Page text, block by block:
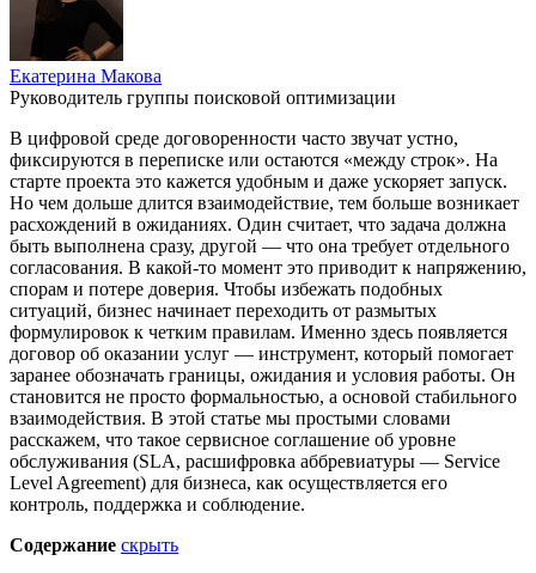
Екатерина Макова
Руководитель группы поисковой оптимизации
В цифровой среде договоренности часто звучат устно,
фиксируются в переписке или остаются «между строк». На
старте проекта это кажется удобным и даже ускоряет запуск.
Но чем дольше длится взаимодействие, тем больше возникает
расхождений в ожиданиях. Один считает, что задача должна
быть выполнена сразу, другой — что она требует отдельного
согласования. В какой-то момент это приводит к напряжению,
спорам и потере доверия. Чтобы избежать подобных
ситуаций, бизнес начинает переходить от размытых
формулировок к четким правилам. Именно здесь появляется
договор об оказании услуг — инструмент, который помогает
заранее обозначать границы, ожидания и условия работы. Он
становится не просто формальностью, а основой стабильного
взаимодействия. В этой статье мы простыми словами
расскажем, что такое сервисное соглашение об уровне
обслуживания (SLA, расшифровка аббревиатуры — Service
Level Agreement) для бизнеса, как осуществляется его
контроль, поддержка и соблюдение.
Содержание скрыть